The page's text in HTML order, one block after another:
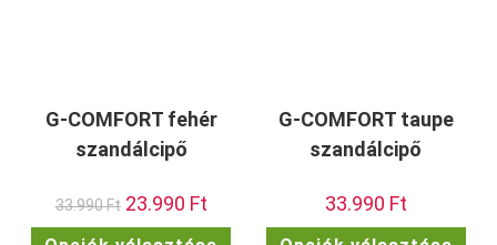
G-COMFORT fehér
szandálcipő
33.990Ft Original
price
was:
23.990 FtCurrent
price
is:
G-COMFORT taupe
szandálcipő
33.990 Ft